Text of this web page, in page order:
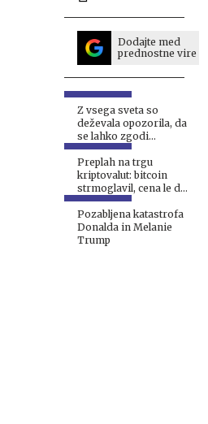
Dodajte med
prednostne vire
Z vsega sveta so
deževala opozorila, da
se lahko zgodi
najhujše. Zdaj se je.
Preplah na trgu
kriptovalut: bitcoin
strmoglavil, cena le dva
centa
Pozabljena katastrofa
Donalda in Melanie
Trump